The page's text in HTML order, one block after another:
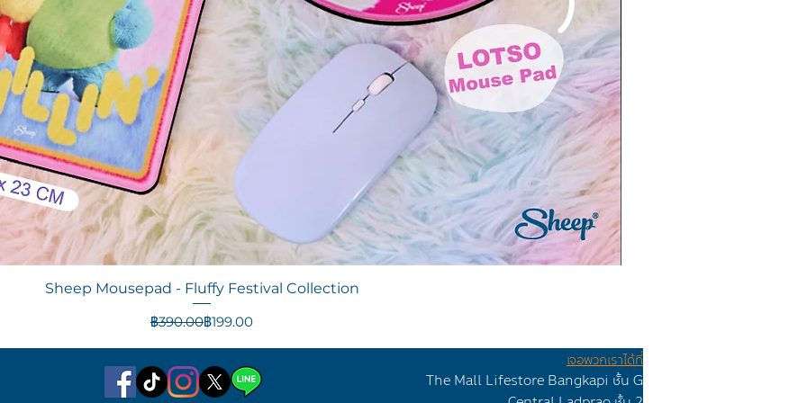
ดูข้อมูลด่วน
Sheep Mousepad - Fluffy Festival Collection
ราคาปกติ
฿390.00ราคาขายลด
฿199.00
เจอพวกเราได้ที่
The Mall Lifestore Bangkapi ชั้น G